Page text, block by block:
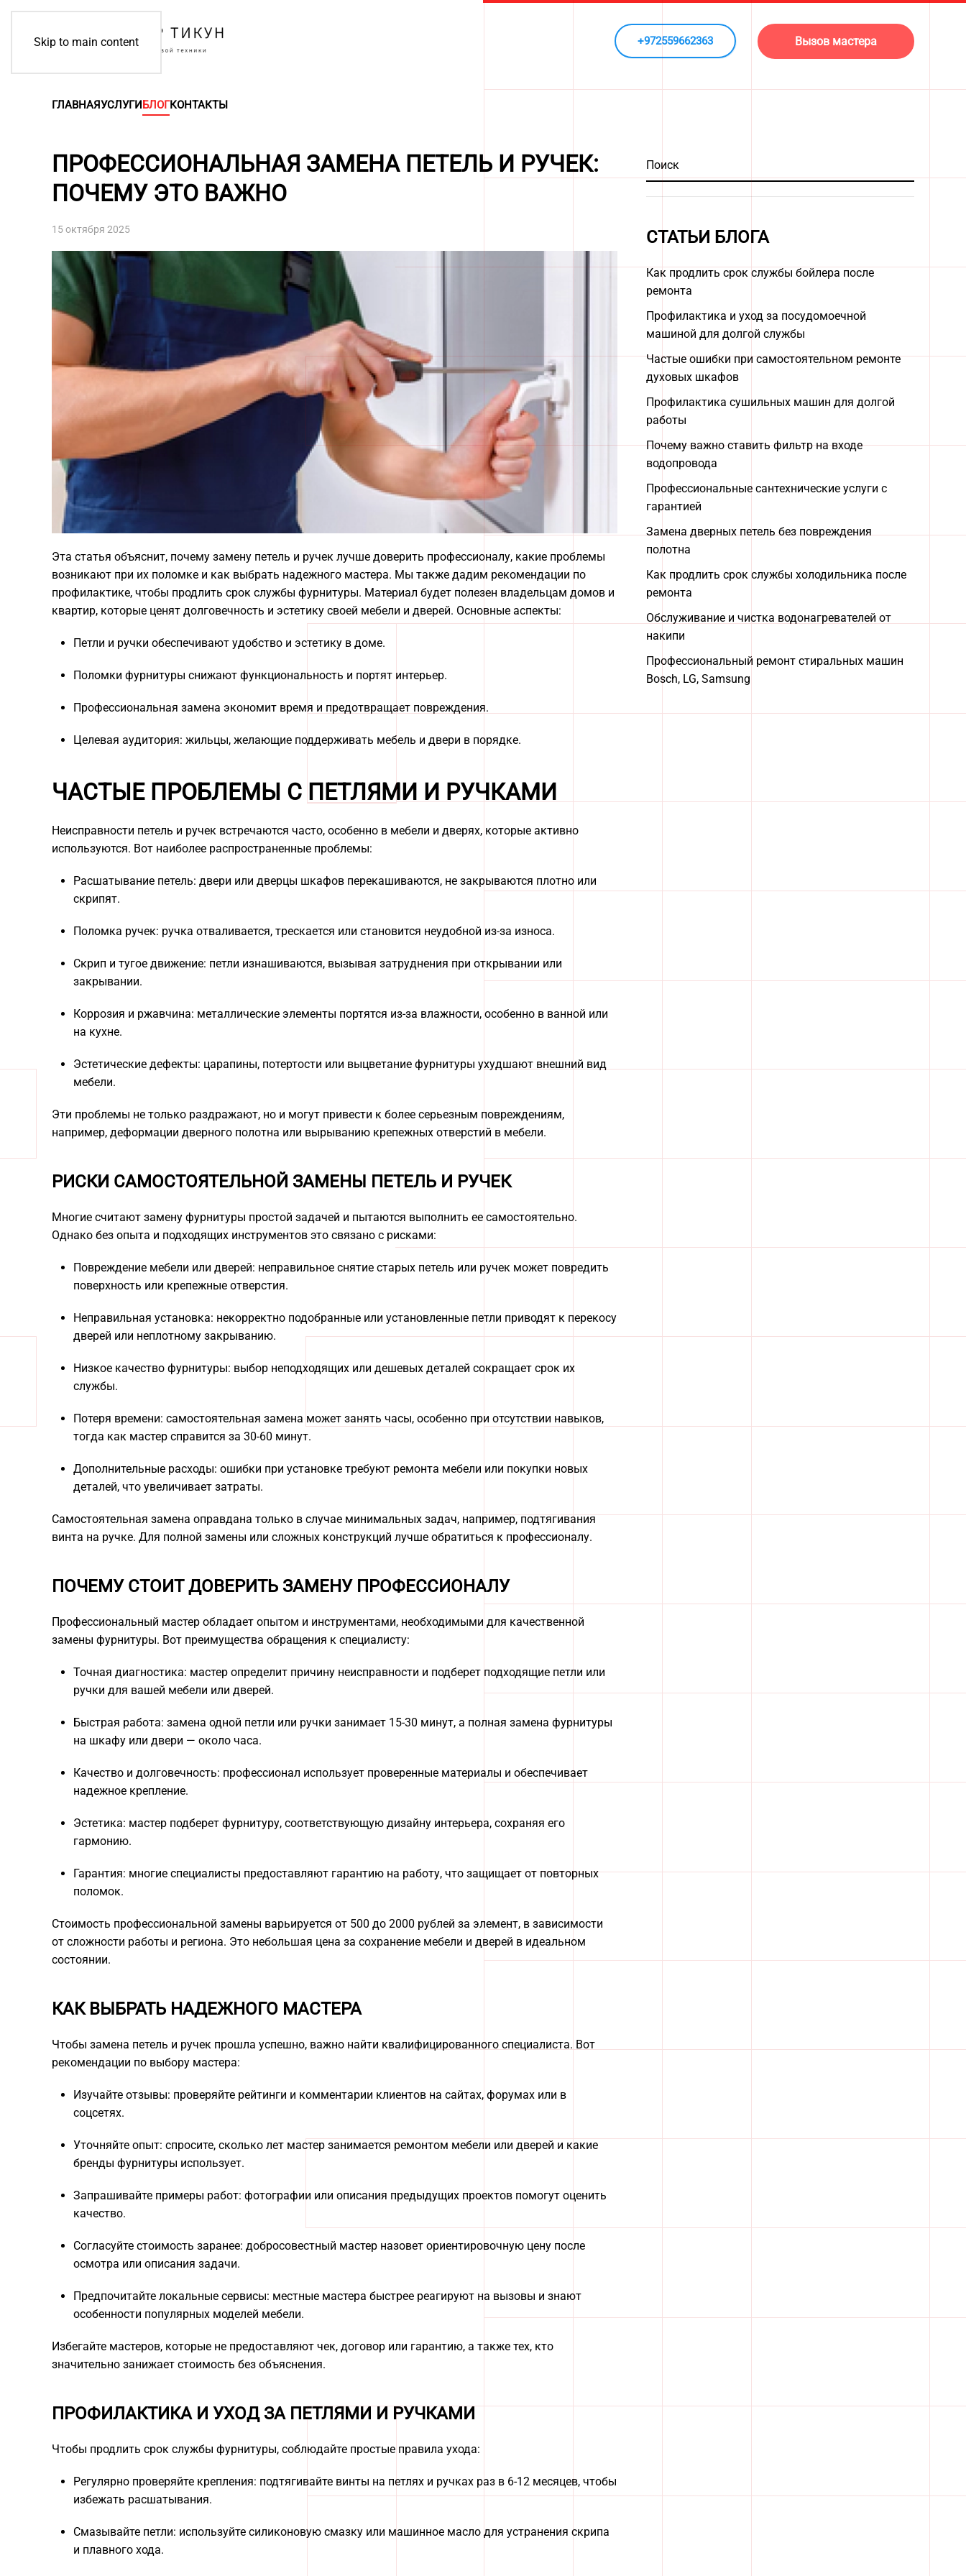
Skip to main content +972559662363 Вызов мастера
ГЛАВНАЯУСЛУГИ БЛОГКОНТАКТЫ
ПРОФЕССИОНАЛЬНАЯ ЗАМЕНА ПЕТЕЛЬ И РУЧЕК:
ПОЧЕМУ ЭТО ВАЖНО
15 октября 2025
Эта статья объяснит, почему замену петель и ручек лучше доверить профессионалу, какие проблемы
возникают при их поломке и как выбрать надежного мастера. Мы также дадим рекомендации по
профилактике, чтобы продлить срок службы фурнитуры. Материал будет полезен владельцам домов и
квартир, которые ценят долговечность и эстетику своей мебели и дверей. Основные аспекты:
Петли и ручки обеспечивают удобство и эстетику в доме.
Поломки фурнитуры снижают функциональность и портят интерьер.
Профессиональная замена экономит время и предотвращает повреждения.
Целевая аудитория: жильцы, желающие поддерживать мебель и двери в порядке.
ЧАСТЫЕ ПРОБЛЕМЫ С ПЕТЛЯМИ И РУЧКАМИ
Неисправности петель и ручек встречаются часто, особенно в мебели и дверях, которые активно
используются. Вот наиболее распространенные проблемы:
Расшатывание петель: двери или дверцы шкафов перекашиваются, не закрываются плотно или
скрипят.
Поломка ручек: ручка отваливается, трескается или становится неудобной из-за износа.
Скрип и тугое движение: петли изнашиваются, вызывая затруднения при открывании или
закрывании.
Коррозия и ржавчина: металлические элементы портятся из-за влажности, особенно в ванной или
на кухне.
Эстетические дефекты: царапины, потертости или выцветание фурнитуры ухудшают внешний вид
мебели.
Эти проблемы не только раздражают, но и могут привести к более серьезным повреждениям,
например, деформации дверного полотна или вырыванию крепежных отверстий в мебели.
РИСКИ САМОСТОЯТЕЛЬНОЙ ЗАМЕНЫ ПЕТЕЛЬ И РУЧЕК
Многие считают замену фурнитуры простой задачей и пытаются выполнить ее самостоятельно.
Однако без опыта и подходящих инструментов это связано с рисками:
Повреждение мебели или дверей: неправильное снятие старых петель или ручек может повредить
поверхность или крепежные отверстия.
Неправильная установка: некорректно подобранные или установленные петли приводят к перекосу
дверей или неплотному закрыванию.
Низкое качество фурнитуры: выбор неподходящих или дешевых деталей сокращает срок их
службы.
Потеря времени: самостоятельная замена может занять часы, особенно при отсутствии навыков,
тогда как мастер справится за 30-60 минут.
Дополнительные расходы: ошибки при установке требуют ремонта мебели или покупки новых
деталей, что увеличивает затраты.
Самостоятельная замена оправдана только в случае минимальных задач, например, подтягивания
винта на ручке. Для полной замены или сложных конструкций лучше обратиться к профессионалу.
ПОЧЕМУ СТОИТ ДОВЕРИТЬ ЗАМЕНУ ПРОФЕССИОНАЛУ
Профессиональный мастер обладает опытом и инструментами, необходимыми для качественной
замены фурнитуры. Вот преимущества обращения к специалисту:
Точная диагностика: мастер определит причину неисправности и подберет подходящие петли или
ручки для вашей мебели или дверей.
Быстрая работа: замена одной петли или ручки занимает 15-30 минут, а полная замена фурнитуры
на шкафу или двери — около часа.
Качество и долговечность: профессионал использует проверенные материалы и обеспечивает
надежное крепление.
Эстетика: мастер подберет фурнитуру, соответствующую дизайну интерьера, сохраняя его
гармонию.
Гарантия: многие специалисты предоставляют гарантию на работу, что защищает от повторных
поломок.
Стоимость профессиональной замены варьируется от 500 до 2000 рублей за элемент, в зависимости
от сложности работы и региона. Это небольшая цена за сохранение мебели и дверей в идеальном
состоянии.
КАК ВЫБРАТЬ НАДЕЖНОГО МАСТЕРА
Чтобы замена петель и ручек прошла успешно, важно найти квалифицированного специалиста. Вот
рекомендации по выбору мастера:
Изучайте отзывы: проверяйте рейтинги и комментарии клиентов на сайтах, форумах или в
соцсетях.
Уточняйте опыт: спросите, сколько лет мастер занимается ремонтом мебели или дверей и какие
бренды фурнитуры использует.
Запрашивайте примеры работ: фотографии или описания предыдущих проектов помогут оценить
качество.
Согласуйте стоимость заранее: добросовестный мастер назовет ориентировочную цену после
осмотра или описания задачи.
Предпочитайте локальные сервисы: местные мастера быстрее реагируют на вызовы и знают
особенности популярных моделей мебели.
Избегайте мастеров, которые не предоставляют чек, договор или гарантию, а также тех, кто
значительно занижает стоимость без объяснения.
ПРОФИЛАКТИКА И УХОД ЗА ПЕТЛЯМИ И РУЧКАМИ
Чтобы продлить срок службы фурнитуры, соблюдайте простые правила ухода:
Регулярно проверяйте крепления: подтягивайте винты на петлях и ручках раз в 6-12 месяцев, чтобы
избежать расшатывания.
Смазывайте петли: используйте силиконовую смазку или машинное масло для устранения скрипа
и плавного хода.
СТАТЬИ БЛОГА
Как продлить срок службы бойлера после
ремонта
Профилактика и уход за посудомоечной
машиной для долгой службы
Частые ошибки при самостоятельном ремонте
духовых шкафов
Профилактика сушильных машин для долгой
работы
Почему важно ставить фильтр на входе
водопровода
Профессиональные сантехнические услуги с
гарантией
Замена дверных петель без повреждения
полотна
Как продлить срок службы холодильника после
ремонта
Обслуживание и чистка водонагревателей от
накипи
Профессиональный ремонт стиральных машин
Bosch, LG, Samsung